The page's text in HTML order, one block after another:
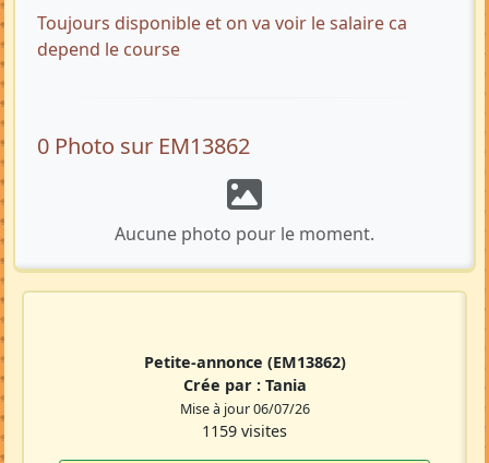
Toujours disponible et on va voir le salaire ca
depend le course
0 Photo sur EM13862
Aucune photo pour le moment.
Petite-annonce (EM13862)
Crée par : Tania
Mise à jour 06/07/26
1159 visites